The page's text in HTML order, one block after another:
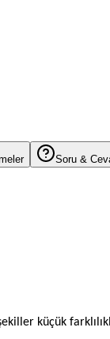
Soru &
küçük